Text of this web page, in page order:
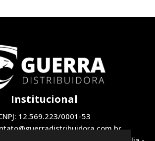
Institucional
12.569.223/0001-53